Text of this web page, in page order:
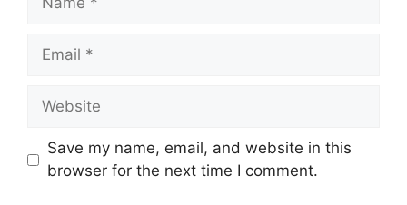
Save my name, email, and website in this
browser for the next time I comment.